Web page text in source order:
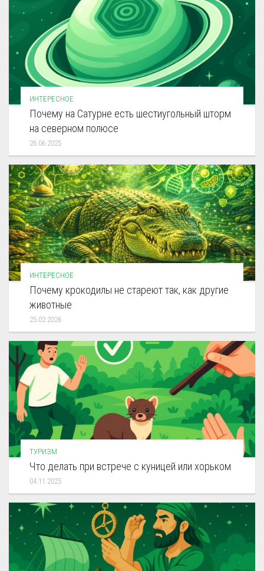
ИНТЕРЕСНОЕ
Почему на Сатурне есть шестиугольный шторм
на северном полюсе
26.06.2025
ИНТЕРЕСНОЕ
Почему крокодилы не стареют так, как другие
животные
25.02.2026
ТУРИЗМ
Что делать при встрече с куницей или хорьком
04.11.2025